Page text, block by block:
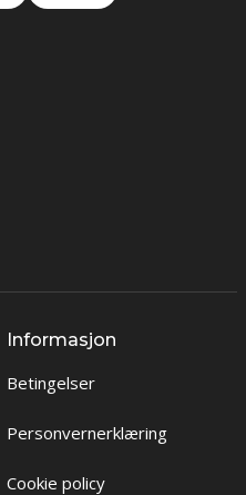
Informasjon
Betingelser
Personvernerklæring
Cookie policy